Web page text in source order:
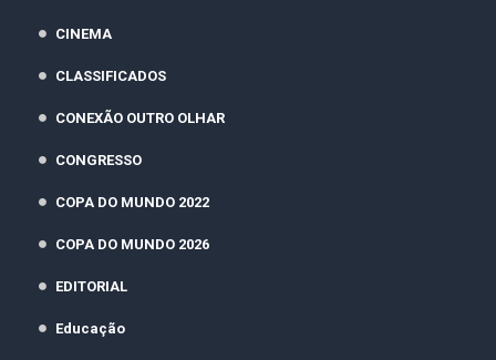
CINEMA
CLASSIFICADOS
CONEXÃO OUTRO OLHAR
CONGRESSO
COPA DO MUNDO 2022
COPA DO MUNDO 2026
EDITORIAL
Educação